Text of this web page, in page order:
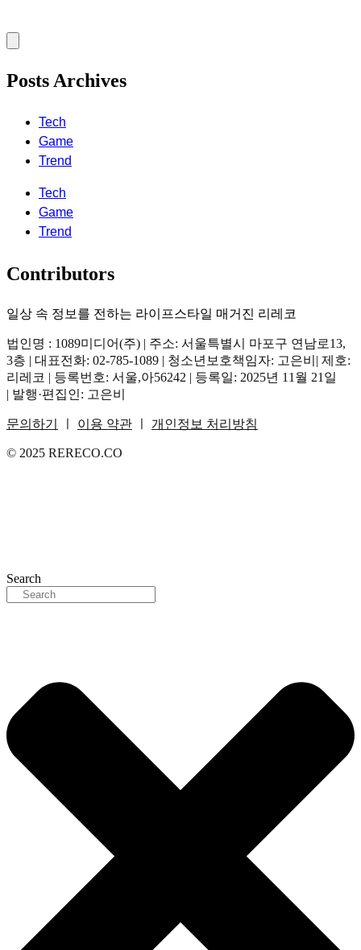
Posts Archives
Tech
Game
Trend
Tech
Game
Trend
Contributors
일상 속 정보를 전하는 라이프스타일 매거진 리레코
법인명 : 1089미디어(주) | 주소: 서울특별시 마포구 연남로13,
3층 | 대표전화: 02-785-1089 | 청소년보호책임자: 고은비| 제호:
리레코 | 등록번호: 서울,아56242 | 등록일: 2025년 11월 21일
| 발행·편집인: 고은비
문의하기 이용 약관 개인정보 처리방침
© 2025 RERECO.CO
Search